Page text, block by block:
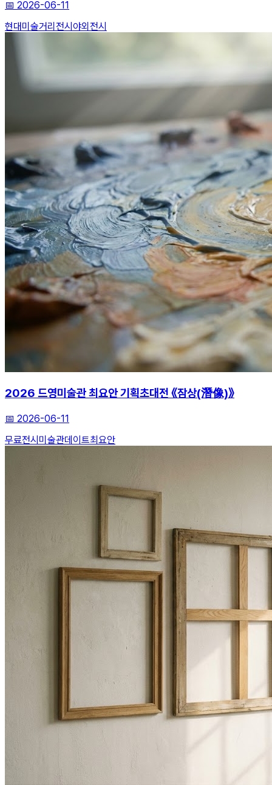
📅 2026-06-11
현대미술거리전시 야외전시
2026 드영미술관 최요안 기획초대전 《잠상(潛像)》
📅 2026-06-11
무료전시 미술관데이트최요안